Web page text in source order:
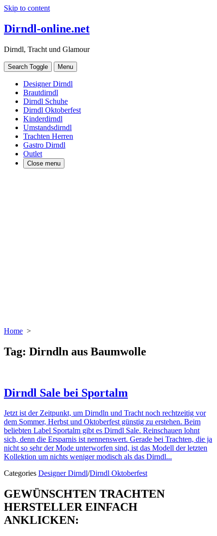
Skip to content
Dirndl-online.net
Dirndl, Tracht und Glamour
Search Toggle Menu
Designer Dirndl
Brautdirndl
Dirndl Schuhe
Dirndl Oktoberfest
Kinderdirndl
Umstandsdirndl
Trachten Herren
Gastro Dirndl
Outlet
Close menu
Home >
Tag: Dirndln aus Baumwolle
Dirndl Sale bei Sportalm
Jetzt ist der Zeitpunkt, um Dirndln und Tracht noch rechtzeitig vor
dem Sommer, Herbst und Oktoberfest günstig zu erstehen. Beim
beliebten Label Sportalm gibt es Dirndl Sale. Reinschauen lohnt
sich, denn die Ersparnis ist nennenswert. Gerade bei Trachten, die ja
nicht so sehr der Mode unterworfen sind, ist das Modell der letzten
Kollektion um nichts weniger modisch als das Dirndl...
Categories Designer Dirndl/Dirndl Oktoberfest
GEWÜNSCHTEN TRACHTEN
HERSTELLER EINFACH
ANKLICKEN: